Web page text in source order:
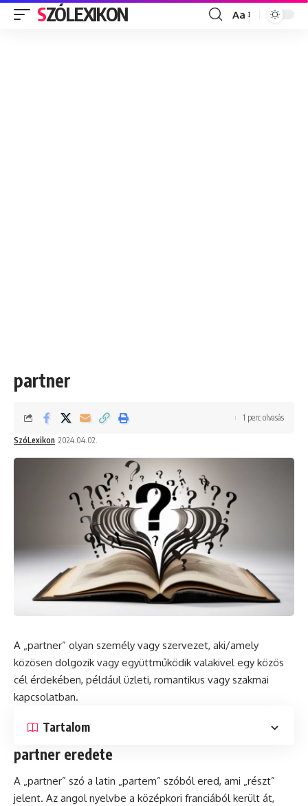
SZÓLEXIKON
Font
Aa
partner
SzóLexikon 2024.04.02.
1 perc olvasás
A „partner” olyan személy vagy szervezet, aki/amely
közösen dolgozik vagy együttműködik valakivel egy közös
cél érdekében, például üzleti, romantikus vagy szakmai
kapcsolatban.
Tartalom
partner eredete
A „partner” szó a latin „partem” szóból ered, ami „részt”
jelent. Az angol nyelvbe a középkori franciából került át,